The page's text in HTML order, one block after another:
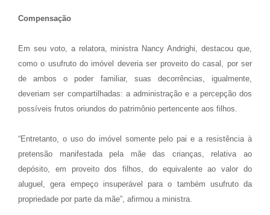
Compensação
Em seu voto, a relatora, ministra Nancy Andrighi, destacou que,
como o usufruto do imóvel deveria ser proveito do casal, por ser
de ambos o poder familiar, suas decorrências, igualmente,
deveriam ser compartilhadas: a administração e a percepção dos
possíveis frutos oriundos do patrimônio pertencente aos filhos.
“Entretanto, o uso do imóvel somente pelo pai e a resistência à
pretensão manifestada pela mãe das crianças, relativa ao
depósito, em proveito dos filhos, do equivalente ao valor do
aluguel, gera empeço insuperável para o também usufruto da
propriedade por parte da mãe”, afirmou a ministra.